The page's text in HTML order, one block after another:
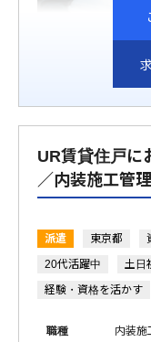
UR賃貸住戸に
／内装施工管
派遣 東京都
20代活躍中
土日
経験・資格を活かす
職種 内装施